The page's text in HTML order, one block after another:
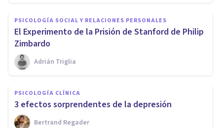
PSICOLOGÍA SOCIAL Y RELACIONES PERSONALES
El Experimento de la Prisión de Stanford de Philip
Zimbardo
Adrián Triglia
PSICOLOGÍA CLÍNICA
3 efectos sorprendentes de la depresión
Bertrand Regader